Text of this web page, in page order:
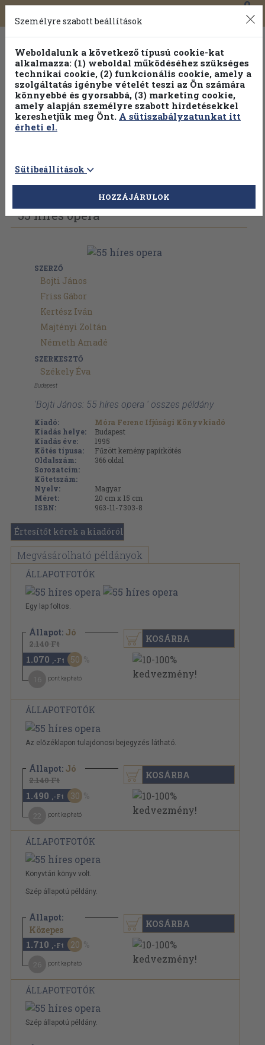
Toggle
navigation
0
Válogasson több mint 1.000.000 kiadványunk közül
100% kedvezménnyel!
Vissza az előző oldalra Válasszon példányt
55 híres opera
SZERZŐ
Bojti János
Friss Gábor
Kertész Iván
Majtényi Zoltán
Németh Amadé
SZERKESZTŐ
Székely Éva
Budapest
'Bojti János: 55 híres opera ' összes példány
Kiadó:
Móra Ferenc Ifjúsági Könyvkiadó
Kiadás helye:
Budapest
Kiadás éve:
1995
Kötés típusa:
Fűzött kemény papírkötés
Oldalszám:
366 oldal
Sorozatcím:
Kötetszám:
Nyelv:
Magyar
Méret:
20 cm x 15 cm
ISBN:
963-11-7303-8
Értesítőt kérek a kiadóról
Megvásárolható példányok
ÁLLAPOTFOTÓK
Egy lap foltos.
Állapot: Jó
2.140 Ft
1.070 ,-Ft 50
pont kapható
KOSÁRBA
ÁLLAPOTFOTÓK
Az előzéklapon tulajdonosi bejegyzés látható.
Állapot: Jó
2.140 Ft
1.490 ,-Ft 30
pont kapható
KOSÁRBA
ÁLLAPOTFOTÓK
Könyvtári könyv volt.
Szép állapotú példány.
Állapot:
Közepes
2.140 Ft
1.710 ,-Ft 20
pont kapható
KOSÁRBA
ÁLLAPOTFOTÓK
Szép állapotú példány.
Személyre szabott beállítások
Weboldalunk a következő típusú cookie-kat
alkalmazza: (1) weboldal működéséhez szükséges
technikai cookie, (2) funkcionális cookie, amely a
szolgáltatás igénybe vételét teszi az Ön számára
könnyebbé és gyorsabbá, (3) marketing cookie,
amely alapján személyre szabott hirdetésekkel
kereshetjük meg Önt. A sütiszabályzatunkat itt
érheti el.
Sütibeállítások
HOZZÁJÁRULOK